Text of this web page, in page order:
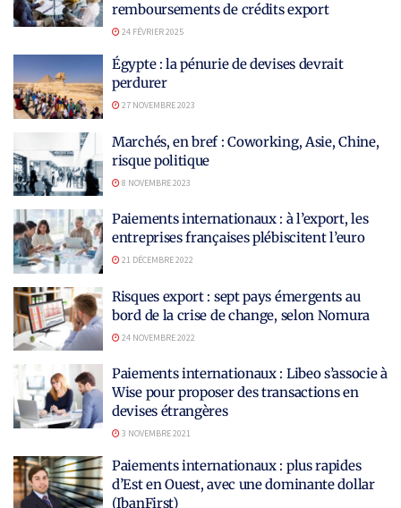
remboursements de crédits export
24 FÉVRIER 2025
Égypte : la pénurie de devises devrait
perdurer
27 NOVEMBRE 2023
Marchés, en bref : Coworking, Asie, Chine,
risque politique
8 NOVEMBRE 2023
Paiements internationaux : à l’export, les
entreprises françaises plébiscitent l’euro
21 DÉCEMBRE 2022
Risques export : sept pays émergents au
bord de la crise de change, selon Nomura
24 NOVEMBRE 2022
Paiements internationaux : Libeo s’associe à
Wise pour proposer des transactions en
devises étrangères
3 NOVEMBRE 2021
Paiements internationaux : plus rapides
d’Est en Ouest, avec une dominante dollar
(IbanFirst)